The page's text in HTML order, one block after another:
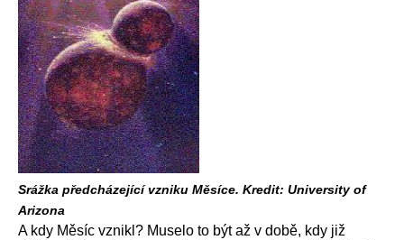
Srážka předcházející vzniku Měsíce. Kredit: University of
Arizona
A kdy Měsíc vznikl? Muselo to být až v době, kdy již